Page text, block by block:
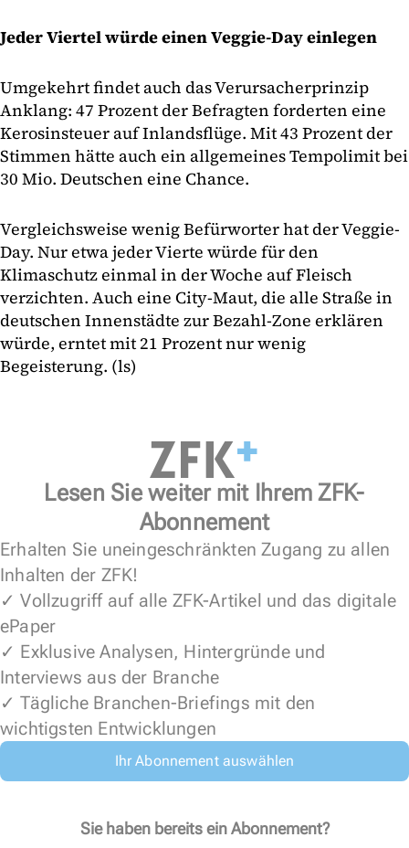
Jeder Viertel würde einen Veggie-Day einlegen
Umgekehrt findet auch das Verursacherprinzip
Anklang: 47 Prozent der Befragten forderten eine
Kerosinsteuer auf Inlandsflüge. Mit 43 Prozent der
Stimmen hätte auch ein allgemeines Tempolimit bei
30 Mio. Deutschen eine Chance.
Vergleichsweise wenig Befürworter hat der Veggie-
Day. Nur etwa jeder Vierte würde für den
Klimaschutz einmal in der Woche auf Fleisch
verzichten. Auch eine City-Maut, die alle Straße in
deutschen Innenstädte zur Bezahl-Zone erklären
würde, erntet mit 21 Prozent nur wenig
Begeisterung. (ls)
Lesen Sie weiter mit Ihrem ZFK-
Abonnement
Erhalten Sie uneingeschränkten Zugang zu allen
Inhalten der ZFK!
✓ Vollzugriff auf alle ZFK-Artikel und das digitale
ePaper
✓ Exklusive Analysen, Hintergründe und
Interviews aus der Branche
✓ Tägliche Branchen-Briefings mit den
wichtigsten Entwicklungen
Ihr Abonnement auswählen
Sie haben bereits ein Abonnement?